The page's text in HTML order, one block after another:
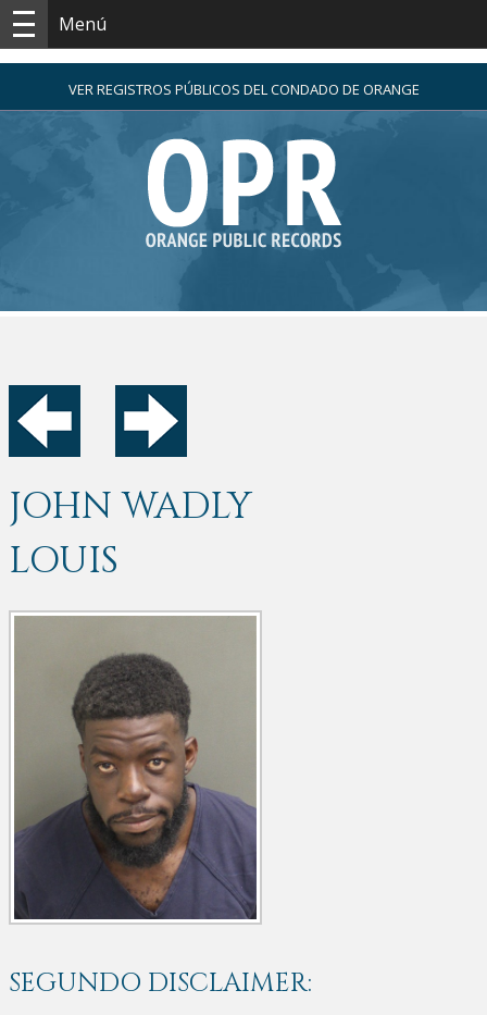
Menú
VER REGISTROS PÚBLICOS DEL CONDADO DE ORANGE
JOHN WADLY
LOUIS
SEGUNDO DISCLAIMER: